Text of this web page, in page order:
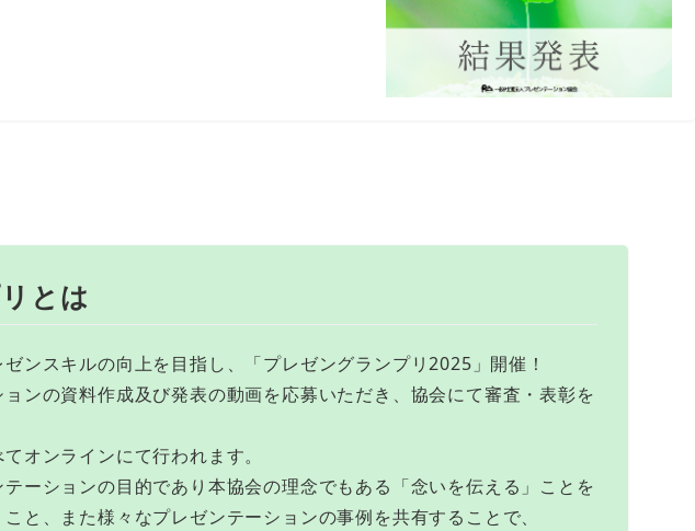
とは
ンスキルの向上を目指し、「プレゼングランプリ2025」開催！
ンの資料作成及び発表の動画を応募いただき、協会にて審査・表彰を
オンラインにて行われます。
ーションの目的であり本協会の理念でもある「念いを伝える」ことを
と、また様々なプレゼンテーションの事例を共有することで、